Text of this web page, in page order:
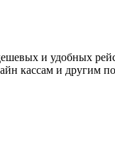
и удобных
кассам и другим